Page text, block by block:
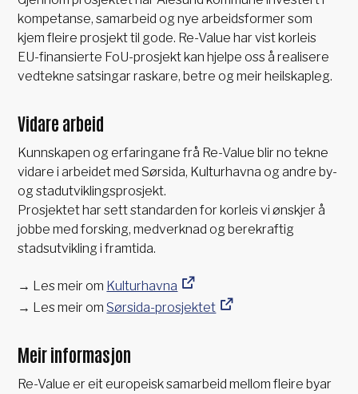
kompetanse, samarbeid og nye arbeidsformer som
kjem fleire prosjekt til gode. Re-Value har vist korleis
EU-finansierte FoU-prosjekt kan hjelpe oss å realisere
vedtekne satsingar raskare, betre og meir heilskapleg.
Vidare arbeid
Kunnskapen og erfaringane frå Re-Value blir no tekne
vidare i arbeidet med Sørsida, Kulturhavna og andre by-
og stadutviklingsprosjekt.
Prosjektet har sett standarden for korleis vi ønskjer å
jobbe med forsking, medverknad og berekraftig
stadsutvikling i framtida.
→ Les meir om Kulturhavna
→ Les meir om Sørsida-prosjektet
Meir informasjon
Re-Value er eit europeisk samarbeid mellom fleire byar